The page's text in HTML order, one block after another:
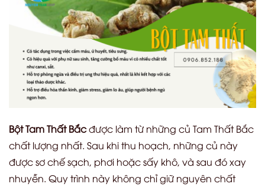
Bột Tam Thất Bắcđược làm từ những củ Tam Thất Bắc
chất lượng nhất. Sau khi thu hoạch, những củ này
được sơ chế sạch, phơi hoặc sấy khô, và sau đó xay
nhuyễn. Quy trình này không chỉ giữ nguyên chất